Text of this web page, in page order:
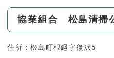
協業組合 松島清掃
住所：松島町根廻字後沢5